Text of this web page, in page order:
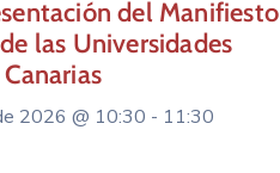
del Manifiesto
las Universidades
2026 @ 10:30 - 11:30